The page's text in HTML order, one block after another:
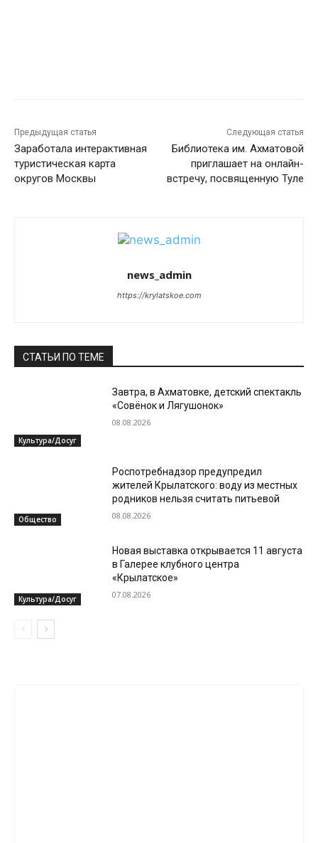
Предыдущая статья
Заработала интерактивная
туристическая карта
округов Москвы
Следующая статья
Библиотека им. Ахматовой
приглашает на онлайн-
встречу, посвященную Туле
news_admin
https://krylatskoe.com
СТАТЬИ ПО ТЕМЕ
Культура/Досуг
Завтра, в Ахматовке, детский спектакль
«Совёнок и Лягушонок»
08.08.2026
Общество
Роспотребнадзор предупредил
жителей Крылатского: воду из местных
родников нельзя считать питьевой
08.08.2026
Культура/Досуг
Новая выставка открывается 11 августа
в Галерее клубного центра
«Крылатское»
07.08.2026